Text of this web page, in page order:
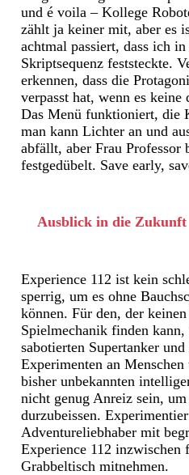
und é voila – Kollege
zählt ja keiner mit, aber es
achtmal passiert, dass ich
Skriptsequenz feststeckte.
erkennen, dass die
verpasst hat, wenn es
Das Menü funktioniert, die
man kann Lichter an und
abfällt, aber Frau Professor
festgedübelt. Save early,
Ausblick in die Zukunft
Experience 112 ist kein
sperrig, um es ohne
können. Für den, der
Spielmechanik finden
sabotierten Supertanker und
Experimenten an
bisher unbekannten
nicht genug Anreiz sein,
durzubeissen.
Adventureliebhaber mit
Experience 112 inzwischen
Grabbeltisch mitnehmen.